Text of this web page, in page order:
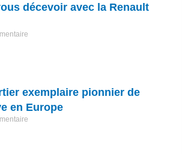
décevoir avec la Renault
exemplaire pionnier de
en Europe